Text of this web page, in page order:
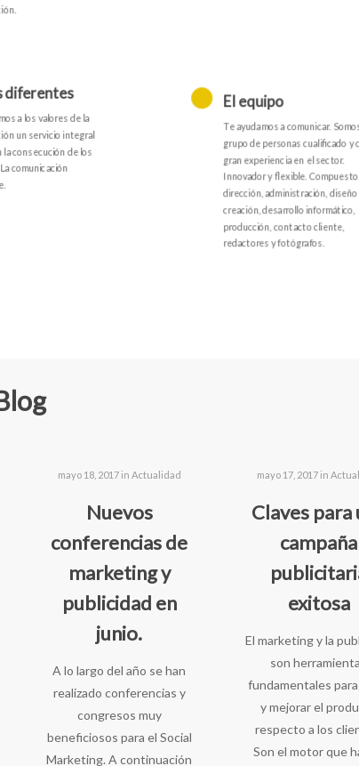
diferentes
a los valores de la
un servicio integral
la consecución de los
comunicación
El equipo
Te ayudamos a comunicar.
grupo de personas cualificado y
gran experiencia en el sector.
Innovador y flexible.
dirección, administración, diseño
creación, desarrollo informático,
producción, contacto cliente,
redactores y fotógrafos.
mayo 18, 2017 in Actualidad
Nuevos
conferencias de
marketing y
publicidad en
junio.
A lo largo del año se han
realizado conferencias y
congresos muy
beneficiosos para el Social
Marketing. A continuación
mayo 17, 2017 in
Claves para
campaña
exitosa
El marketing y la
son
fundamentales
y mejorar el
respecto a los
Son el motor que
tu negocio. Confía en